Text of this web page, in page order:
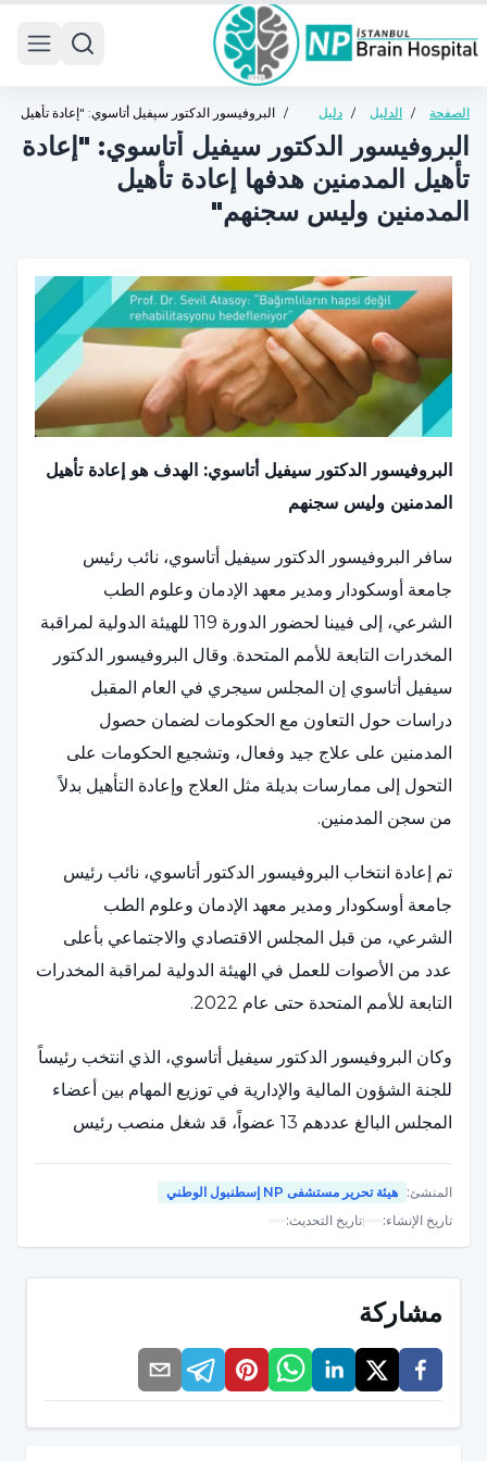
الصفحة
الرئيسية
/ الدليل
/ دليل
الصحة
العامة
/ البروفيسور الدكتور سيفيل أتاسوي: "إعادة تأهيل
المدمنين هدفها إعادة تأهيل المدمنين وليس
سجنهم"
البروفيسور الدكتور سيفيل أتاسوي: "إعادة
تأهيل المدمنين هدفها إعادة تأهيل
المدمنين وليس سجنهم"
البروفيسور الدكتور سيفيل أتاسوي: الهدف هو إعادة تأهيل
المدمنين وليس سجنهم
سافر البروفيسور الدكتور سيفيل أتاسوي، نائب رئيس
جامعة أوسكودار ومدير معهد الإدمان وعلوم الطب
الشرعي، إلى فيينا لحضور الدورة 119 للهيئة الدولية لمراقبة
المخدرات التابعة للأمم المتحدة. وقال البروفيسور الدكتور
سيفيل أتاسوي إن المجلس سيجري في العام المقبل
دراسات حول التعاون مع الحكومات لضمان حصول
المدمنين على علاج جيد وفعال، وتشجيع الحكومات على
التحول إلى ممارسات بديلة مثل العلاج وإعادة التأهيل بدلاً
من سجن المدمنين.
تم إعادة انتخاب البروفيسور الدكتور أتاسوي، نائب رئيس
جامعة أوسكودار ومدير معهد الإدمان وعلوم الطب
الشرعي، من قبل المجلس الاقتصادي والاجتماعي بأعلى
عدد من الأصوات للعمل في الهيئة الدولية لمراقبة المخدرات
التابعة للأمم المتحدة حتى عام 2022.
وكان البروفيسور الدكتور سيفيل أتاسوي، الذي انتخب رئيساً
للجنة الشؤون المالية والإدارية في توزيع المهام بين أعضاء
المجلس البالغ عددهم 13 عضواً، قد شغل منصب رئيس
البروفيسور الدكتور سيفيل أتاسوي: "سيتم تشجيع
سافرت الأستاذة الدكتورة سيفيل أتاسوي إلى فيينا لحضور
الدورة 119 للهيئة الدولية لمراقبة المخدرات التابعة للأمم
المتحدة.
المنشئ: هيئة تحرير مستشفى NP إسطنبول الوطني
تاريخ الإنشاء:
|تاريخ التحديث:
مشاركة